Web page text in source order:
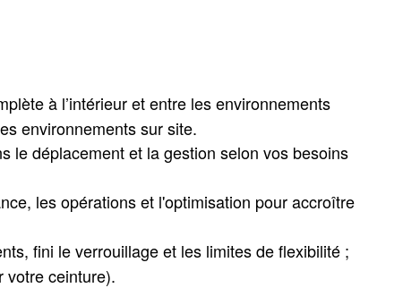
à l’intérieur et entre les environnements
environnements sur site.
le déplacement et la gestion selon vos besoins
les opérations et l'optimisation pour accroître
fini le verrouillage et les limites de flexibilité ;
votre ceinture).